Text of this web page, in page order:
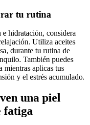
tu rutina
e hidratación, considera
Utiliza aceites
durante tu rutina de
También puedes
mientras aplicas tus
y el estrés acumulado.
una piel
fatiga